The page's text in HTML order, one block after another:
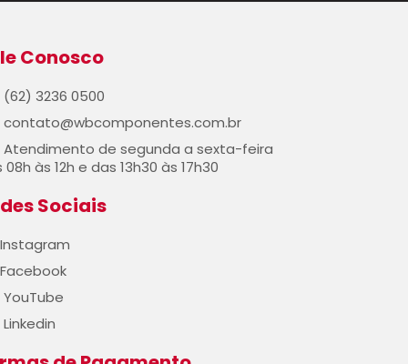
Conosco
(62) 3236 0500
contato@wbcomponentes.com.br
Atendimento de segunda a sexta-feira
08h às 12h e das 13h30 às 17h30
Sociais
Instagram
Facebook
YouTube
Linkedin